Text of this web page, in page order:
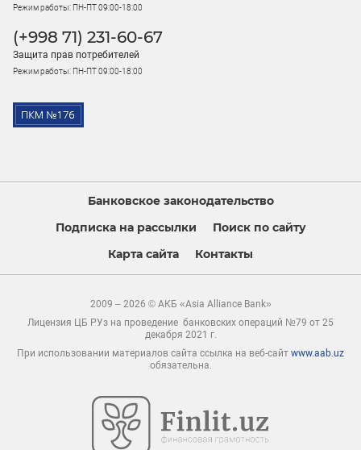
Режим работы: ПН-ПТ 09:00-18:00
(+998 71) 231-60-67
Защита прав потребителей
Режим работы: ПН-ПТ 09:00-18:00
Банковское законодательство
Подписка на рассылки
Поиск по сайту
Карта сайта
Контакты
2009 – 2026 © АКБ «Asia Alliance Bank»
Лицензия ЦБ РУз на проведение банковских операций №79 от 25
декабря 2021 г.
При использовании материалов сайта ссылка на веб-сайт www.aab.uz
обязательна.